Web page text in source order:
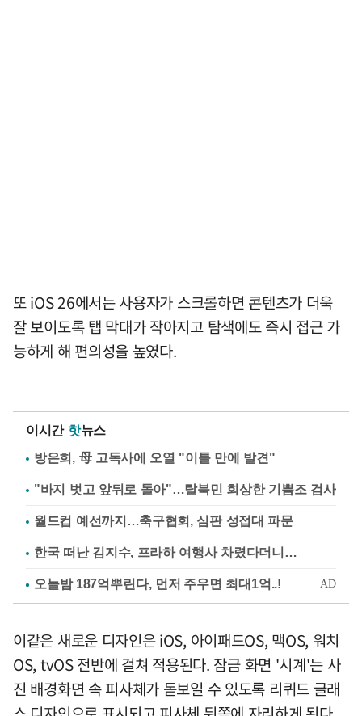
또 iOS 26에서는 사용자가 스크롤하면 콘텐츠가 더욱
잘 보이도록 탭 막대가 작아지고 탐색에도 즉시 접근 가
능하게 해 편의성을 높였다.
이시간 핫뉴스
방은희, 母 고독사에 오열 "이틀 만에 발견"
"바지 벗고 앞뒤로 돌아"…탈북민 회상한 기쁨조 검사
월드컵 예선까지…축구협회, 심판 성접대 파문
한국 떠난 김지수, 프라하 여행사 차렸다더니…
이같은 새로운 디자인은 iOS, 아이패드OS, 맥OS, 워치
OS, tvOS 전반에 걸쳐 적용된다. 잠금 화면 '시계'는 사
진 배경화면 속 피사체가 돋보일 수 있도록 리퀴드 글래